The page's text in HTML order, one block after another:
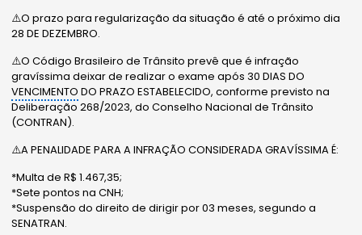
⚠️O prazo para regularização da situação é até o próximo dia
28 DE DEZEMBRO.
⚠️O Código Brasileiro de Trânsito prevê que é infração
gravíssima deixar de realizar o exame após 30 DIAS DO
VENCIMENTO DO PRAZO ESTABELECIDO, conforme previsto na
Deliberação 268/2023, do Conselho Nacional de Trânsito
(CONTRAN).
⚠️A PENALIDADE PARA A INFRAÇÃO CONSIDERADA GRAVÍSSIMA É:
*Multa de R$ 1.467,35;
*Sete pontos na CNH;
*Suspensão do direito de dirigir por 03 meses, segundo a
SENATRAN.